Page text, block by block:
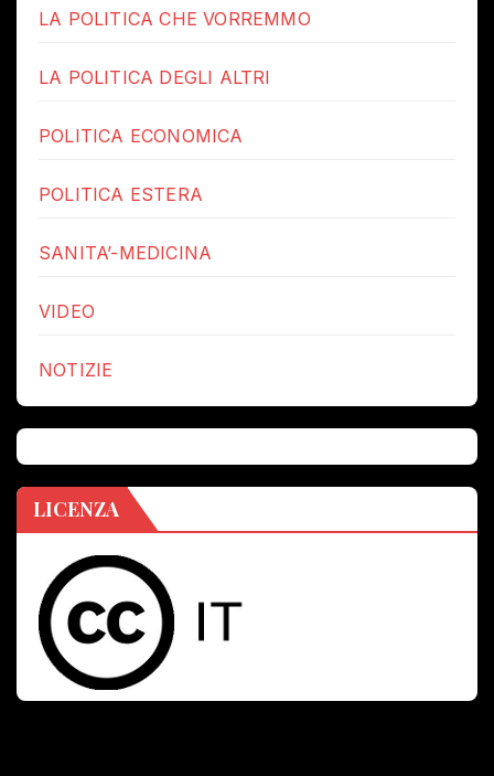
LA POLITICA CHE VORREMMO
LA POLITICA DEGLI ALTRI
POLITICA ECONOMICA
POLITICA ESTERA
SANITA’-MEDICINA
VIDEO
NOTIZIE
LICENZA